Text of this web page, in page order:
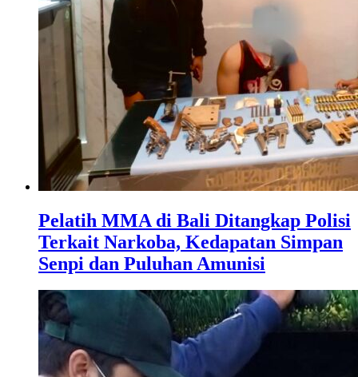
Pelatih MMA di Bali Ditangkap Polisi
Terkait Narkoba, Kedapatan Simpan
Senpi dan Puluhan Amunisi